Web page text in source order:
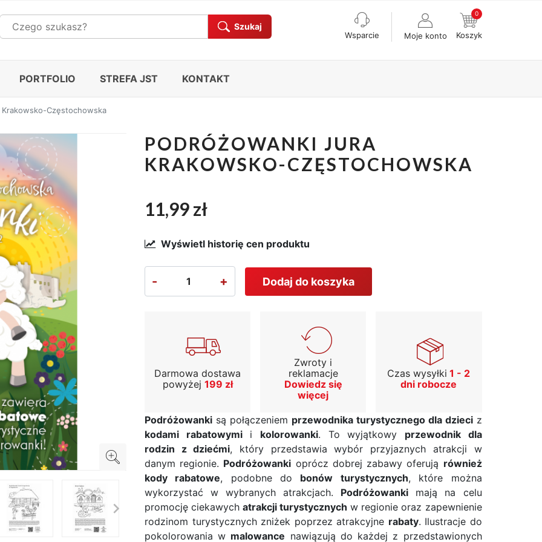
Szukaj
Wsparcie Moje konto Koszyk
0
PORTFOLIO STREFA JST KONTAKT
Częstochowska

PODRÓŻOWANKI JURA
KRAKOWSKO-CZĘSTOCHOWSKA
11,99 zł
Wyświetl historię cen produktu
- + Dodaj do koszyka
Darmowa dostawa
powyżej 199 zł
Zwroty i
reklamacje
Dowiedz się
więcej
Czas wysyłki 1 - 2
dni robocze
Podróżowanki są połączeniem przewodnika turystycznego dla dzieciz
kodami rabatowymii kolorowanki. To wyjątkowy przewodnik dla
rodzin z dziećmi, który przedstawia wybór przyjaznych atrakcji w
danym regionie. Podróżowanki oprócz dobrej zabawy oferują również
kody rabatowe, podobne do bonów turystycznych, które można
wykorzystać w wybranych atrakcjach. Podróżowanki mają na celu
promocję ciekawychatrakcji turystycznych w regionie oraz zapewnienie
rodzinom turystycznych zniżek poprzez atrakcyjne rabaty. Ilustracje do
pokolorowania w malowance nawiązują do każdej z przedstawionych